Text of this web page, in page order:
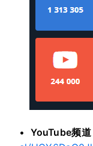
YouTube频道